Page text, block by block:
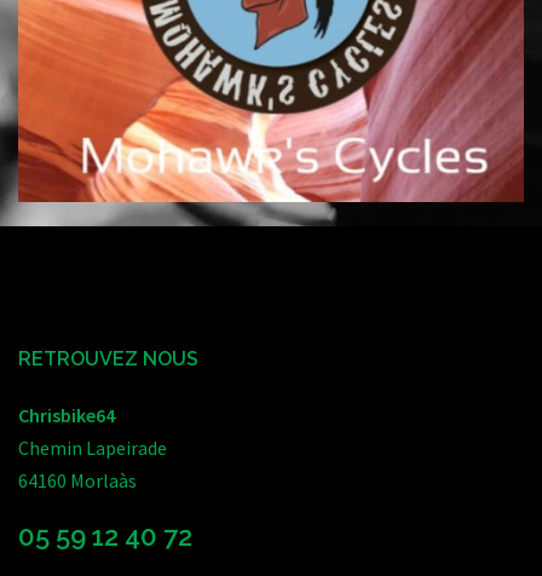
RETROUVEZ NOUS
Chrisbike64
Chemin Lapeirade
64160 Morlaàs
05 59 12 40 72